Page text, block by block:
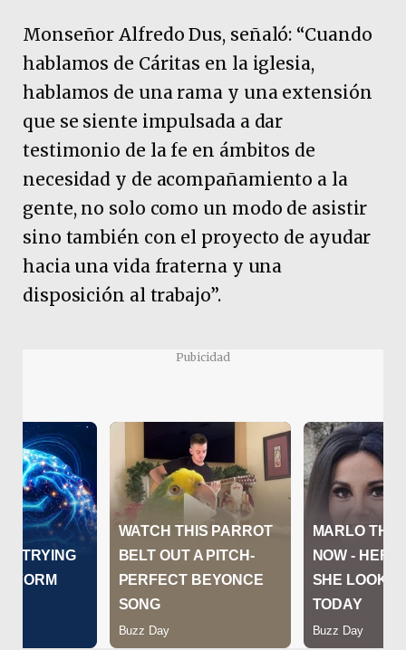
Monseñor Alfredo Dus, señaló: “Cuando
hablamos de Cáritas en la iglesia,
hablamos de una rama y una extensión
que se siente impulsada a dar
testimonio de la fe en ámbitos de
necesidad y de acompañamiento a la
gente, no solo como un modo de asistir
sino también con el proyecto de ayudar
hacia una vida fraterna y una
disposición al trabajo”.
Pubicidad